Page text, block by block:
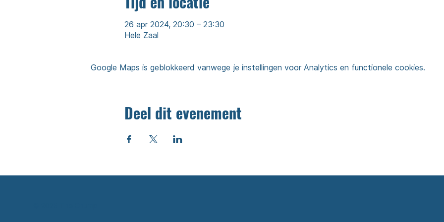
26 apr 2024, 20:30 – 23:30
Hele Zaal
Google Maps is geblokkeerd vanwege je instellingen voor Analytics en functionele cookies.
Deel dit evenement